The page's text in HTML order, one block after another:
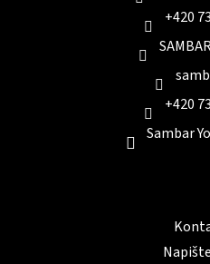
+420
+420
Sambar